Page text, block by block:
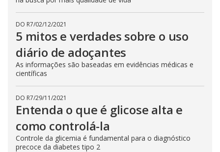
DO R7/02/12/2021
5 mitos e verdades sobre o uso
diário de adoçantes
As informações são baseadas em evidências médicas e
científicas
DO R7/29/11/2021
Entenda o que é glicose alta e
como controlá-la
Controle da glicemia é fundamental para o diagnóstico
precoce da diabetes tipo 2